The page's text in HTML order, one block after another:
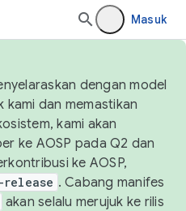
Masuk
dengan model
dan memastikan
kami akan
ke AOSP pada Q2 dan
ke AOSP,
. Cabang manifes
akan selalu merujuk ke rilis